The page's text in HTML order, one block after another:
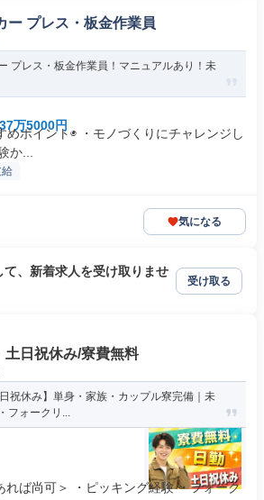
ー プレス・板金作業員
プレス・板金作業員！マニュアルあり！未
万5000円
めポイント◉ ・モノづくりにチャレンジし
か...
気になる
て、新着求人を受け取りませ
受け取る
土日祝休み/寮費無料
祝休み】単身・家族・カップル寮完備｜未
フォークリ...
れば尚可＞ ・ピッキング経験 ・フォーク